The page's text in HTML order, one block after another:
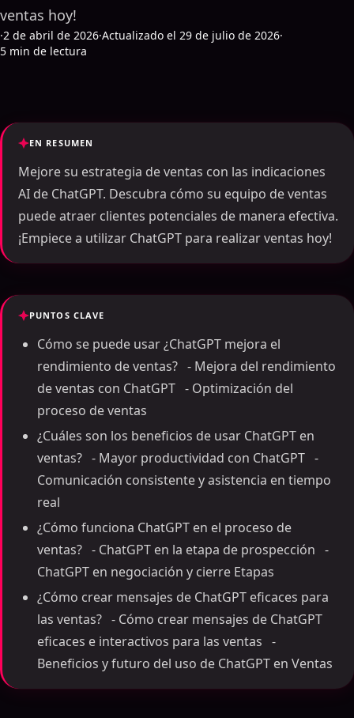
ventas hoy!
·2 de abril de 2026·Actualizado el 29 de julio de 2026·
5 min de lectura
EN RESUMEN
Mejore su estrategia de ventas con las indicaciones
AI de ChatGPT. Descubra cómo su equipo de ventas
puede atraer clientes potenciales de manera efectiva.
¡Empiece a utilizar ChatGPT para realizar ventas hoy!
PUNTOS CLAVE
Cómo se puede usar ¿ChatGPT mejora el
rendimiento de ventas? - Mejora del rendimiento
de ventas con ChatGPT - Optimización del
proceso de ventas
¿Cuáles son los beneficios de usar ChatGPT en
ventas? - Mayor productividad con ChatGPT -
Comunicación consistente y asistencia en tiempo
real
¿Cómo funciona ChatGPT en el proceso de
ventas? - ChatGPT en la etapa de prospección -
ChatGPT en negociación y cierre Etapas
¿Cómo crear mensajes de ChatGPT eficaces para
las ventas? - Cómo crear mensajes de ChatGPT
eficaces e interactivos para las ventas -
Beneficios y futuro del uso de ChatGPT en Ventas